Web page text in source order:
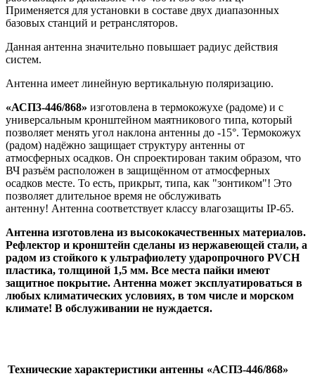
Применяется для установки в составе двух диапазонных
базовых станций и ретрансляторов.
Данная антенна значительно повышает радиус действия
систем.
Антенна имеет линейную вертикальную поляризацию.
«АСП3-446/868» изготовлена в термокожухе (радоме) и с
универсальным кронштейном маятникового типа, который
позволяет менять угол наклона антенны до -15°. Термокожух
(радом) надёжно защищает структуру антенны от
атмосферных осадков. Он спроектирован таким образом, что
ВЧ разъём расположен в защищённом от атмосферных
осадков месте. То есть, прикрыт, типа, как "зонтиком"! Это
позволяет длительное время не обслуживать
антенну! Антенна соответствует классу влагозащиты IP-65.
Антенна изготовлена из высококачественных материалов.
Рефлектор и кронштейн сделаны из нержавеющей стали, а
радом из стойкого к ультрафиолету ударопрочного PVCH
пластика, толщиной 1,5 мм. Все места пайки имеют
защитное покрытие. Антенна может эксплуатироваться в
любых климатических условиях, в том числе и морском
климате! В обслуживании не нуждается.
Технические характеристики антенны «АСП3-446/868»